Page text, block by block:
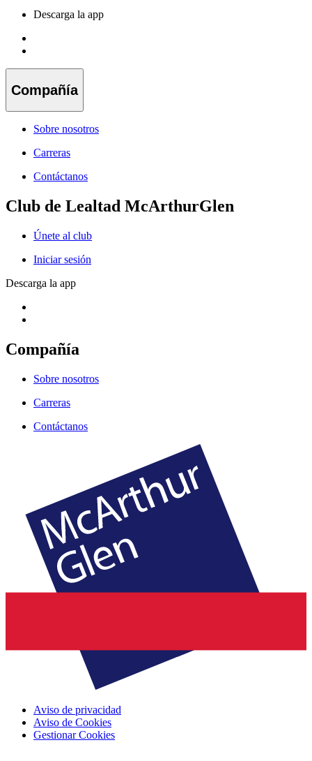
Descarga la app
Compañía
Sobre nosotros
Carreras
Contáctanos
Club de Lealtad McArthurGlen
Únete al club
Iniciar sesión
Descarga la app
Compañía
Sobre nosotros
Carreras
Contáctanos
Aviso de privacidad
Aviso de Cookies
Gestionar Cookies